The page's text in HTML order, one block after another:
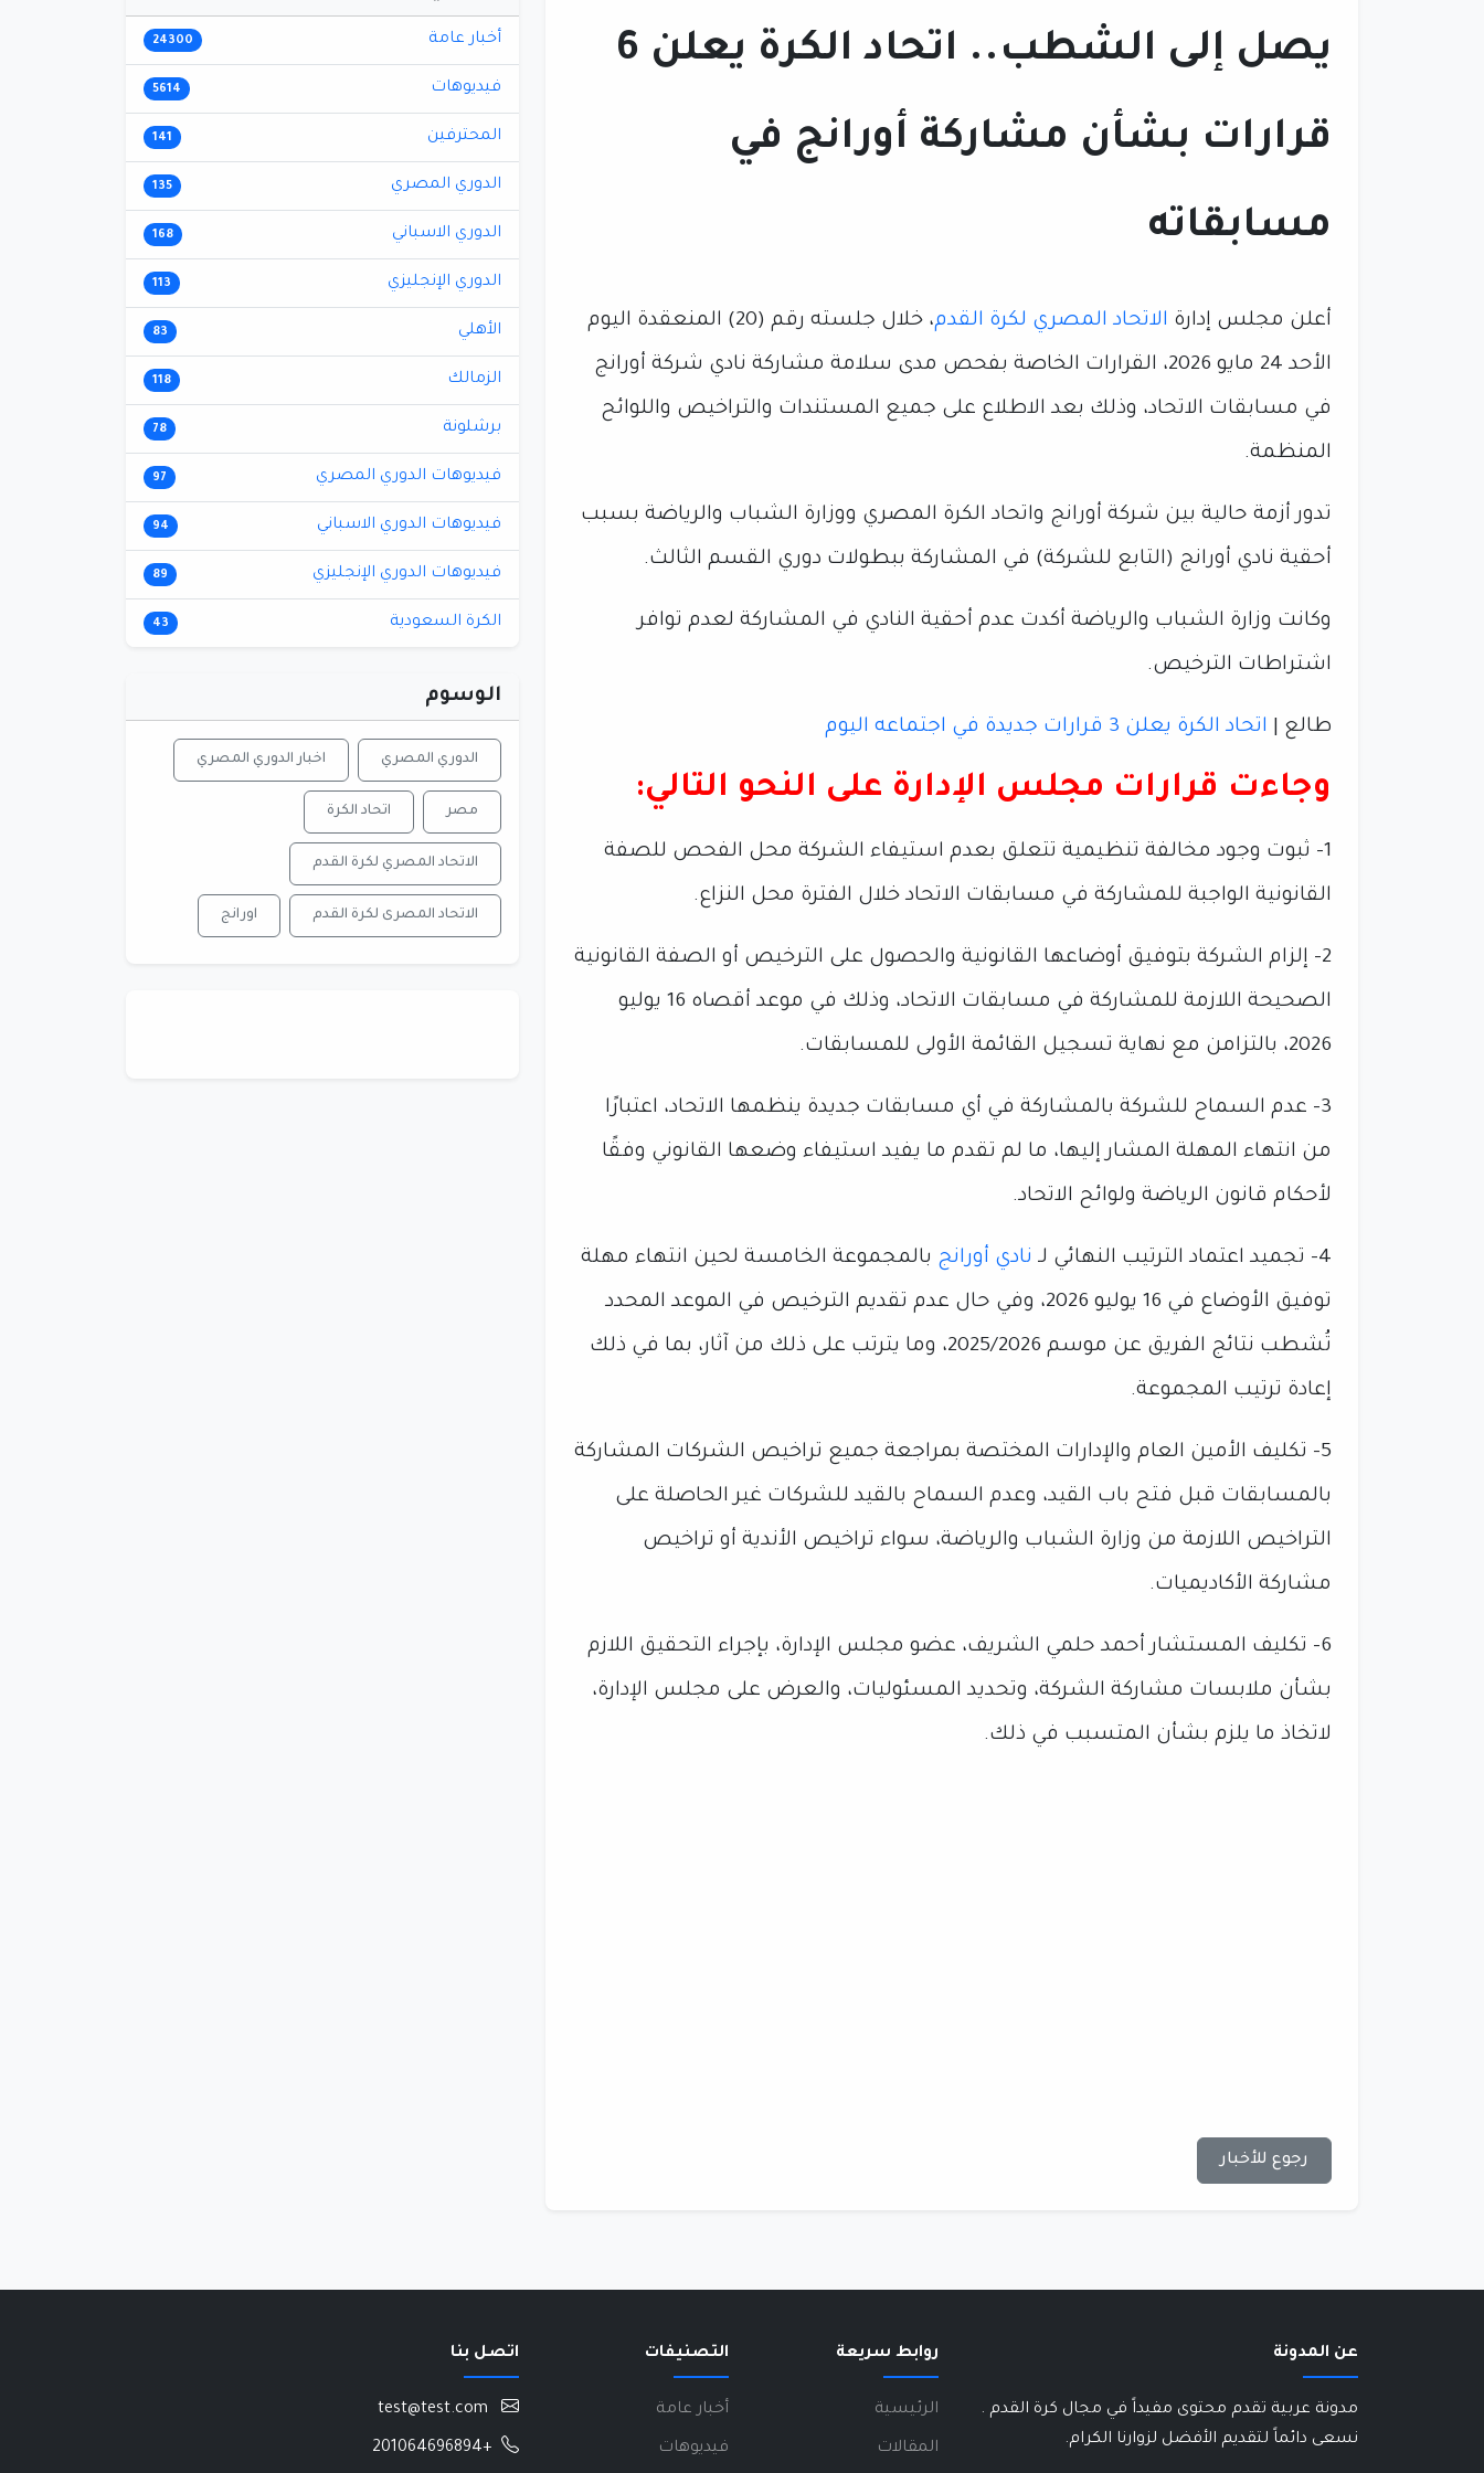
يصل إلى الشطب.. اتحاد الكرة يعلن 6
قرارات بشأن مشاركة أورانج في
مسابقاته
أعلن مجلس إدارة الاتحاد المصري لكرة القدم
، خلال جلسته رقم (20) المنعقدة اليوم
الأحد 24 مايو 2026، القرارات الخاصة بفحص مدى سلامة مشاركة نادي شركة أورانج
في مسابقات الاتحاد، وذلك بعد الاطلاع على جميع المستندات والتراخيص واللوائح
المنظمة.
تدور أزمة حالية بين شركة أورانج واتحاد الكرة المصري ووزارة الشباب والرياضة بسبب
أحقية نادي أورانج (التابع للشركة) في المشاركة ببطولات دوري القسم الثالث.
وكانت وزارة الشباب والرياضة أكدت عدم أحقية النادي في المشاركة لعدم توافر
اشتراطات الترخيص.
طالع | اتحاد الكرة يعلن 3 قرارات جديدة في اجتماعه اليوم
وجاءت قرارات مجلس الإدارة على النحو التالي:
1- ثبوت وجود مخالفة تنظيمية تتعلق بعدم استيفاء الشركة محل الفحص للصفة
القانونية الواجبة للمشاركة في مسابقات الاتحاد خلال الفترة محل النزاع.
2- إلزام الشركة بتوفيق أوضاعها القانونية والحصول على الترخيص أو الصفة القانونية
الصحيحة اللازمة للمشاركة في مسابقات الاتحاد، وذلك في موعد أقصاه 16 يوليو
2026، بالتزامن مع نهاية تسجيل القائمة الأولى للمسابقات.
3- عدم السماح للشركة بالمشاركة في أي مسابقات جديدة ينظمها الاتحاد، اعتبارًا
من انتهاء المهلة المشار إليها، ما لم تقدم ما يفيد استيفاء وضعها القانوني وفقًا
لأحكام قانون الرياضة ولوائح الاتحاد.
4- تجميد اعتماد الترتيب النهائي لـ نادي أورانج بالمجموعة الخامسة لحين انتهاء مهلة
توفيق الأوضاع في 16 يوليو 2026، وفي حال عدم تقديم الترخيص في الموعد المحدد
تُشطب نتائج الفريق عن موسم 2025/2026، وما يترتب على ذلك من آثار، بما في ذلك
إعادة ترتيب المجموعة.
5- تكليف الأمين العام والإدارات المختصة بمراجعة جميع تراخيص الشركات المشاركة
بالمسابقات قبل فتح باب القيد، وعدم السماح بالقيد للشركات غير الحاصلة على
التراخيص اللازمة من وزارة الشباب والرياضة، سواء تراخيص الأندية أو تراخيص
مشاركة الأكاديميات.
6- تكليف المستشار أحمد حلمي الشريف، عضو مجلس الإدارة، بإجراء التحقيق اللازم
بشأن ملابسات مشاركة الشركة، وتحديد المسئوليات، والعرض على مجلس الإدارة،
لاتخاذ ما يلزم بشأن المتسبب في ذلك.
رجوع للأخبار
أخبار عامة 24300
فيديوهات 5614
المحترفين 141
الدوري المصري 135
الدوري الاسباني 168
الدوري الإنجليزي 113
الأهلي 83
الزمالك 118
برشلونة 78
فيديوهات الدوري المصري 97
فيديوهات الدوري الاسباني 94
فيديوهات الدوري الإنجليزي 89
الكرة السعودية 43
الوسوم
الدوري المصري اخبار الدوري المصري
مصر اتحاد الكرة
الاتحاد المصري لكرة القدم
الاتحاد المصرى لكرة القدم اورانج
عن المدونة
مدونة عربية تقدم محتوى مفيداً في مجال كرة القدم .
نسعى دائماً لتقديم الأفضل لزوارنا الكرام.
روابط سريعة
الرئيسية
المقالات
التصنيفات
أخبار عامة
فيديوهات
اتصل بنا
+201064696894